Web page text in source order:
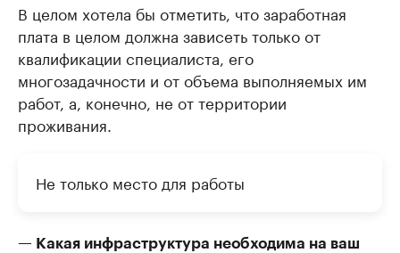
В целом хотела бы отметить, что заработная
плата в целом должна зависеть только от
квалификации специалиста, его
многозадачности и от объема выполняемых им
работ, а, конечно, не от территории
проживания.
Не только место для работы
— Какая инфраструктура необходима на ваш